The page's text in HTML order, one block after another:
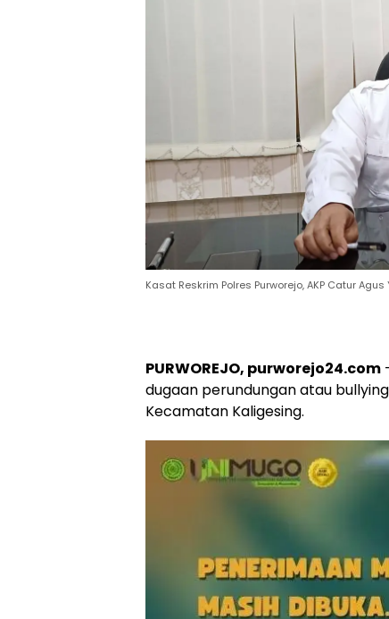
Kasat Reskrim Polres Purworejo, AKP Catur Agus
PURWOREJO, purworejo24.com
dugaan perundungan atau
Kecamatan Kaligesing.